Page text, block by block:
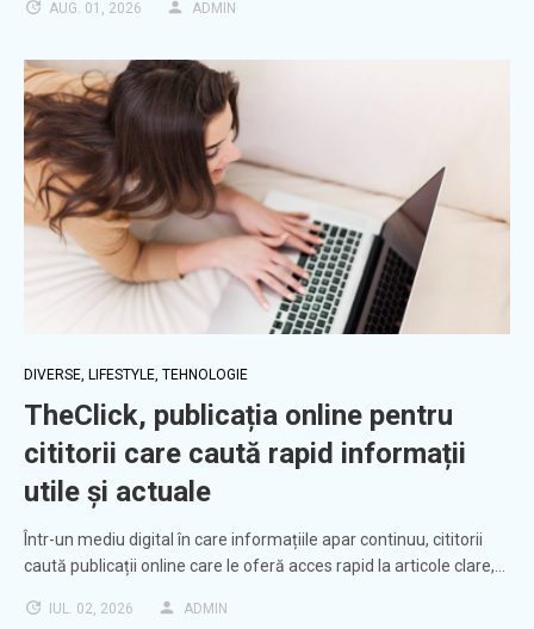
AUG. 01, 2026 ADMIN
DIVERSE, LIFESTYLE, TEHNOLOGIE
TheClick, publicația online pentru
cititorii care caută rapid informații
utile și actuale
Într-un mediu digital în care informațiile apar continuu, cititorii
caută publicații online care le oferă acces rapid la articole clare,…
IUL. 02, 2026 ADMIN